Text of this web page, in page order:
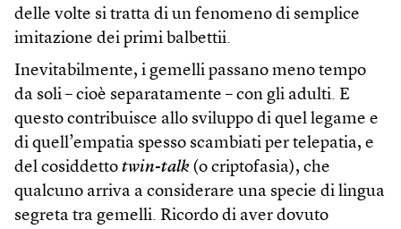
delle volte si tratta di un fenomeno di semplice
imitazione dei primi balbettii.
Inevitabilmente, i gemelli passano meno tempo
da soli – cioè separatamente – con gli adulti. E
questo contribuisce allo sviluppo di quel legame e
di quell’empatia spesso scambiati per telepatia, e
del cosiddetto twin-talk (o criptofasia), che
qualcuno arriva a considerare una specie di lingua
segreta tra gemelli. Ricordo di aver dovuto